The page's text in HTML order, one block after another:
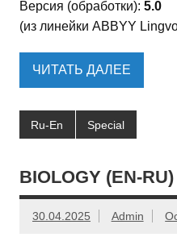
Версия (обработки): 5.0
(из линейки ABBYY
ЧИТАТЬ ДАЛЕЕ
Ru-En Special
BIOLOGY (EN-RU)
30.04.2025 Admin